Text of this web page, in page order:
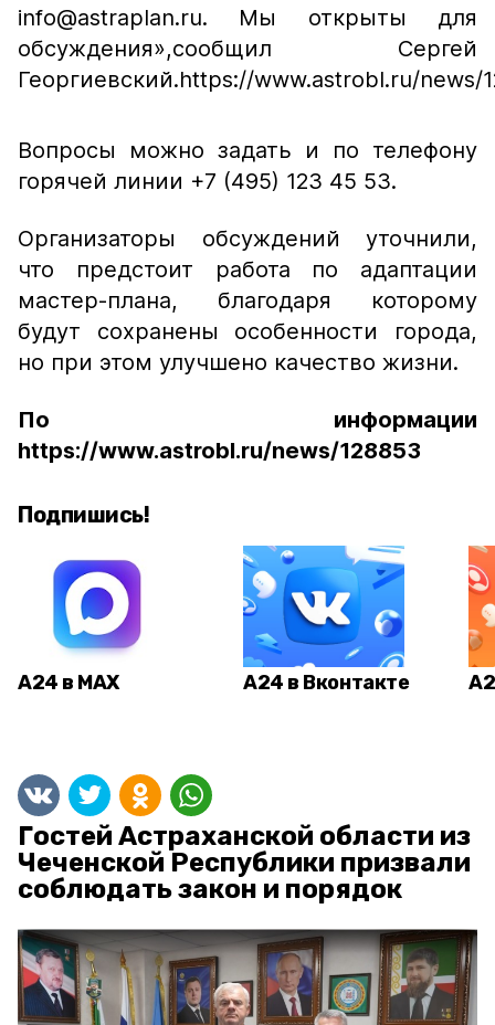
info@astraplan.ru. Мы открыты для
обсуждения»,сообщил Сергей
Георгиевский.https://www.astrobl.ru/news/
Вопросы можно задать и по телефону
горячей линии +7 (495) 123 45 53.
Организаторы обсуждений уточнили,
что предстоит работа по адаптации
мастер-плана, благодаря которому
будут сохранены особенности города,
но при этом улучшено качество жизни.
По информации
https://www.astrobl.ru/news/128853
Подпишись!
А24 в MAX А24 в Вконтакте
Гостей Астраханской области из
Чеченской Республики призвали
соблюдать закон и порядок